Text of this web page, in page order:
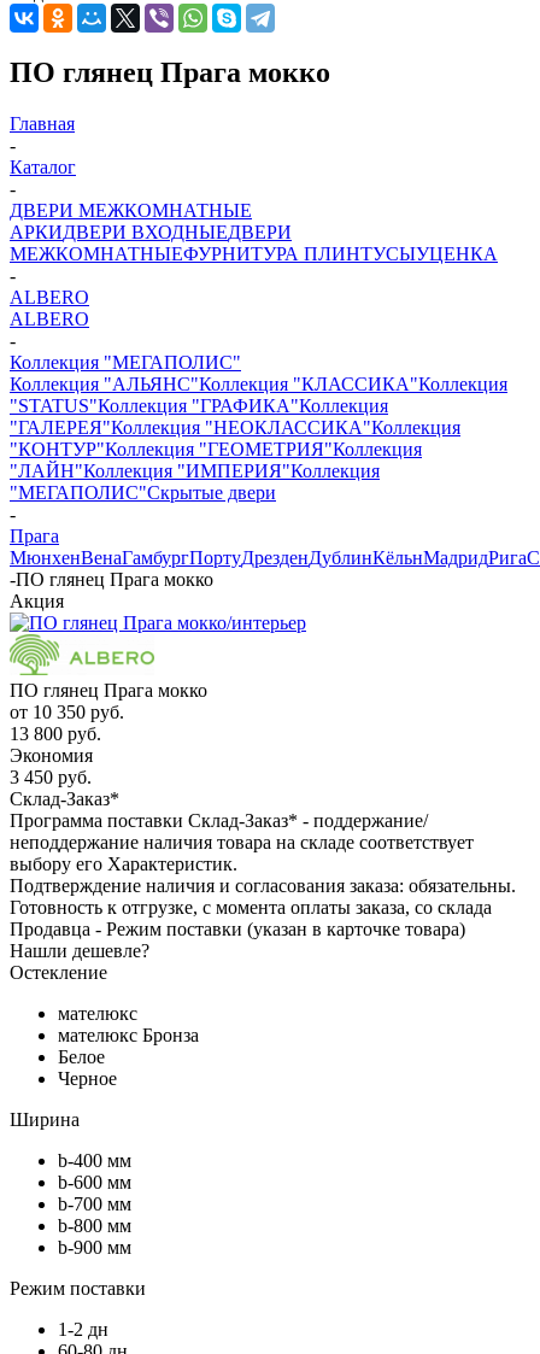
ПО глянец Прага мокко
Главная
-
Каталог
-
ДВЕРИ МЕЖКОМНАТНЫЕ
АРКИДВЕРИ ВХОДНЫЕДВЕРИ
МЕЖКОМНАТНЫЕФУРНИТУРА ПЛИНТУСЫУЦЕНКА
-
ALBERO
ALBERO
-
Коллекция "МЕГАПОЛИС"
Коллекция "АЛЬЯНС"Коллекция "КЛАССИКА"Коллекция
"STATUS"Коллекция "ГРАФИКА"Коллекция
"ГАЛЕРЕЯ"Коллекция "НЕОКЛАССИКА"Коллекция
"КОНТУР"Коллекция "ГЕОМЕТРИЯ"Коллекция
"ЛАЙН"Коллекция "ИМПЕРИЯ"Коллекция
"МЕГАПОЛИС"Скрытые двери
-
Прага
МюнхенВенаГамбургПортуДрезденДублинКёльнМадридРига
-ПО глянец Прага мокко
Акция
ПО глянец Прага мокко
от 10 350 руб.
13 800 руб.
Экономия
3 450 руб.
Склад-Заказ*
Программа поставки Склад-Заказ* - поддержание/
неподдержание наличия товара на складе соответствует
выбору его Характеристик.
Подтверждение наличия и согласования заказа: обязательны.
Готовность к отгрузке, с момента оплаты заказа, со склада
Продавца - Режим поставки (указан в карточке товара)
Нашли дешевле?
Остекление
мателюкс
мателюкс Бронза
Белое
Черное
Ширина
b-400 мм
b-600 мм
b-700 мм
b-800 мм
b-900 мм
Режим поставки
1-2 дн